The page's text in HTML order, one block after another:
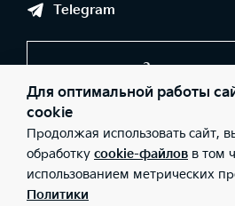
Telegram
Заказать
© 2026 Юридические лица ООО
компания" (Фактический адрес: г.
Алексея Угарова д. 18Г, корп.2;
3123332065; ОГРН: 1133123020777),
(Фактический адрес: г.Москва,
08 80; ИНН: 7728674093; ОГРН:
Для оптимальной работы
cookie
Продолжая использовать сайт,
обработку cookie-файлов в том
использованием метрических
Политики